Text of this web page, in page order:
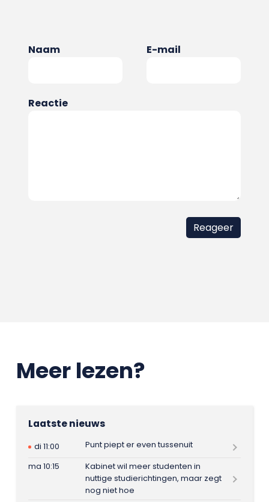
Naam E-mail
Reactie
Meer lezen?
Laatste nieuws
di 11:00
Punt piept er even tussenuit
ma 10:15
Kabinet wil meer studenten in
nuttige studierichtingen, maar zegt
nog niet hoe